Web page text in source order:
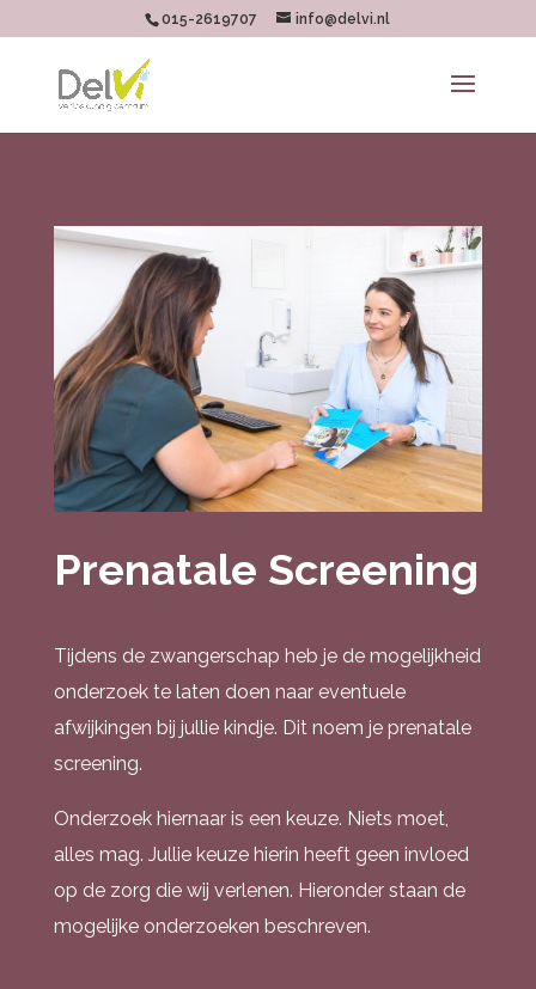
015-2619707 info@delvi.nl
Prenatale Screening
Tijdens de zwangerschap heb je de mogelijkheid
onderzoek te laten doen naar eventuele
afwijkingen bij jullie kindje. Dit noem je prenatale
screening.
Onderzoek hiernaar is een keuze. Niets moet,
alles mag. Jullie keuze hierin heeft geen invloed
op de zorg die wij verlenen. Hieronder staan de
mogelijke onderzoeken beschreven.